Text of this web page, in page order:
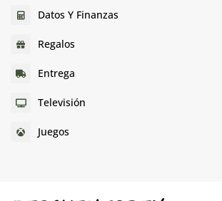
Datos Y Finanzas
Regalos
Entrega
Televisión
Juegos